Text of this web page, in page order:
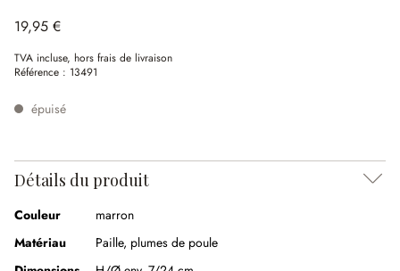
19,95 €
TVA incluse, hors frais de livraison
Référence : 13491
épuisé
Détails du produit
Couleur
marron
Matériau
Paille, plumes de poule